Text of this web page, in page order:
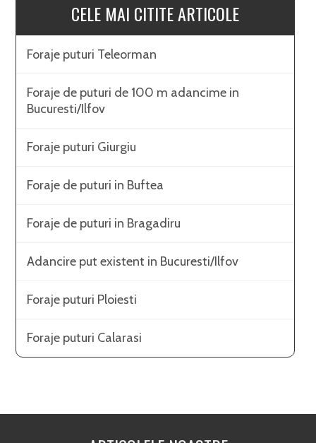
CELE MAI CITITE ARTICOLE
Foraje puturi Teleorman
Foraje de puturi de 100 m adancime in
Bucuresti/Ilfov
Foraje puturi Giurgiu
Foraje de puturi in Buftea
Foraje de puturi in Bragadiru
Adancire put existent in Bucuresti/Ilfov
Foraje puturi Ploiesti
Foraje puturi Calarasi